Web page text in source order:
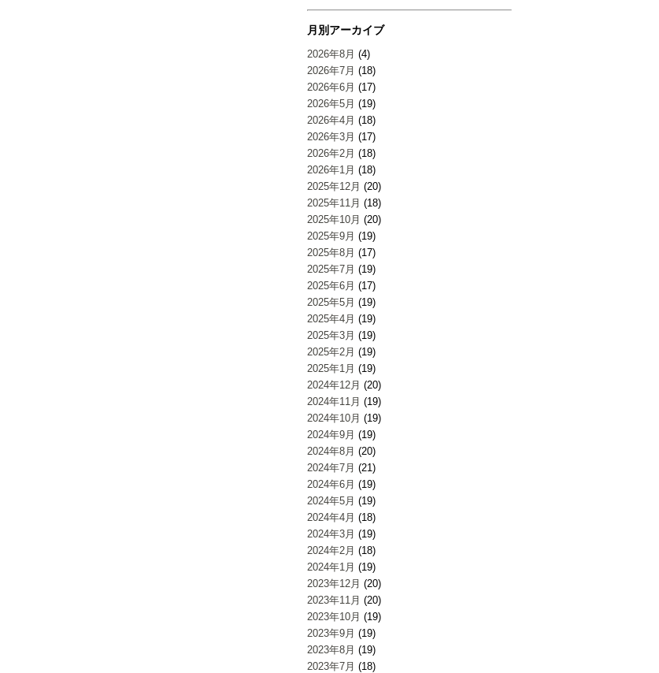
月別アーカイブ
2026年8月 (4)
2026年7月 (18)
2026年6月 (17)
2026年5月 (19)
2026年4月 (18)
2026年3月 (17)
2026年2月 (18)
2026年1月 (18)
2025年12月 (20)
2025年11月 (18)
2025年10月 (20)
2025年9月 (19)
2025年8月 (17)
2025年7月 (19)
2025年6月 (17)
2025年5月 (19)
2025年4月 (19)
2025年3月 (19)
2025年2月 (19)
2025年1月 (19)
2024年12月 (20)
2024年11月 (19)
2024年10月 (19)
2024年9月 (19)
2024年8月 (20)
2024年7月 (21)
2024年6月 (19)
2024年5月 (19)
2024年4月 (18)
2024年3月 (19)
2024年2月 (18)
2024年1月 (19)
2023年12月 (20)
2023年11月 (20)
2023年10月 (19)
2023年9月 (19)
2023年8月 (19)
2023年7月 (18)